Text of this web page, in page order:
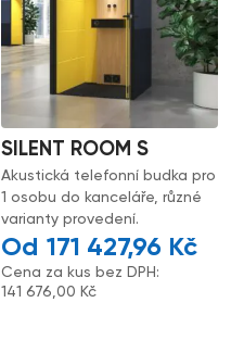
SILENT ROOM S
Akustická telefonní budka pro
1 osobu do kanceláře, různé
varianty provedení.
171 427,96 Kč
Cena za kus bez DPH:
141 676,00 Kč